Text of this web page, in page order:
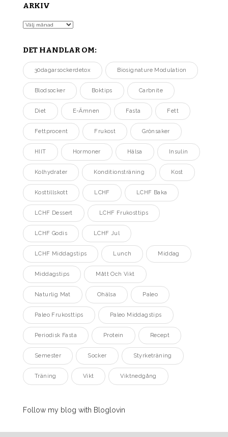
ARKIV
Arkiv
DET HANDLAR OM:
30dagarsockerdetox Biosignature Modulation
Blodsocker Boktips Carbnite
Diet E-Ämnen Fasta Fett
Fettprocent Frukost Grönsaker
HIIT Hormoner Hälsa Insulin
Kolhydrater Konditionsträning Kost
Kosttillskott LCHF LCHF Baka
LCHF Dessert LCHF Frukosttips
LCHF Godis LCHF Jul
LCHF Middagstips Lunch Middag
Middagstips Mått Och Vikt
Naturlig Mat Ohälsa Paleo
Paleo Frukosttips Paleo Middagstips
Periodisk Fasta Protein Recept
Semester Socker Styrketräning
Träning Vikt Viktnedgång
Follow my blog with Bloglovin